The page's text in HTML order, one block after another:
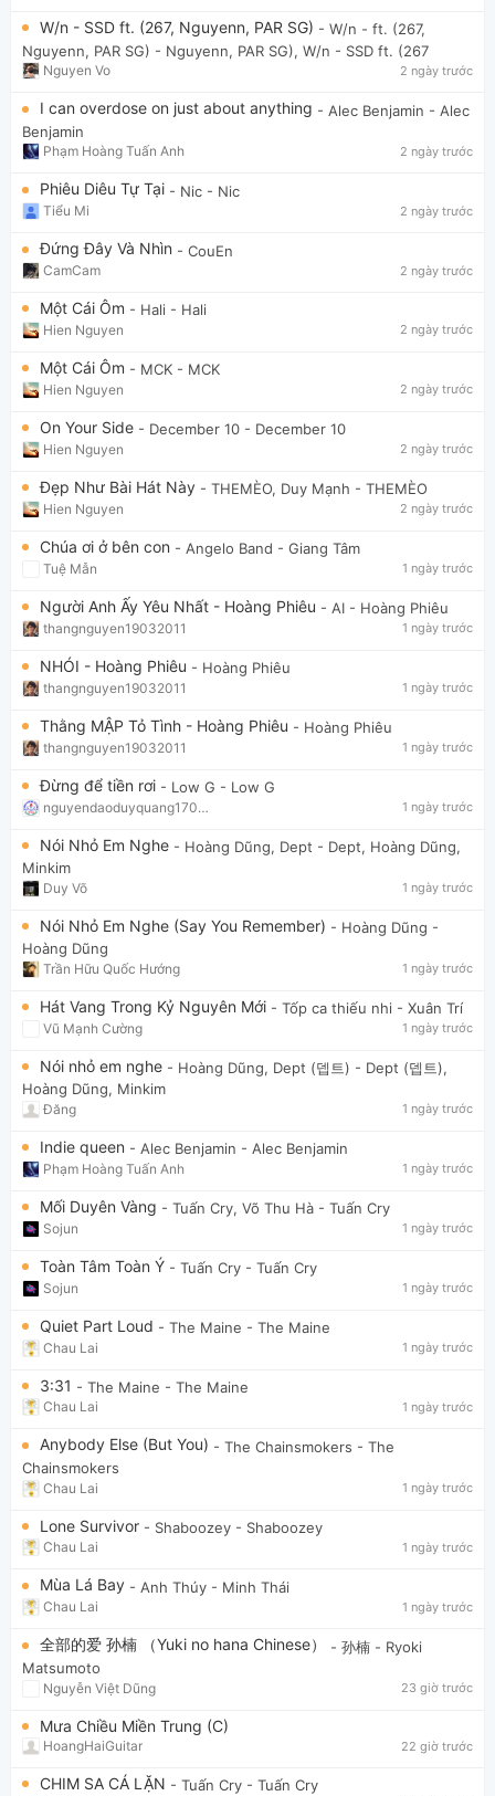
W/n - SSD ft. (267, Nguyenn, PAR SG) - W/n - ft. (267,
Nguyenn, PAR SG) - Nguyenn, PAR SG), W/n - SSD ft. (267
Nguyen Vo 2 ngày trước
I can overdose on just about anything - Alec Benjamin - Alec
Benjamin
Phạm Hoàng Tuấn Anh 2 ngày trước
Phiêu Diêu Tự Tại - Nic - Nic
Tiểu Mi 2 ngày trước
Đứng Đây Và Nhìn - CouEn
CamCam 2 ngày trước
Một Cái Ôm - Hali - Hali
Hien Nguyen 2 ngày trước
Một Cái Ôm - MCK - MCK
Hien Nguyen 2 ngày trước
On Your Side - December 10 - December 10
Hien Nguyen 2 ngày trước
Đẹp Như Bài Hát Này - THEMÈO, Duy Mạnh - THEMÈO
Hien Nguyen 2 ngày trước
Chúa ơi ở bên con - Angelo Band - Giang Tâm
Tuệ Mẫn 1 ngày trước
Người Anh Ấy Yêu Nhất - Hoàng Phiêu - AI - Hoàng Phiêu
thangnguyen19032011 1 ngày trước
NHÓI - Hoàng Phiêu - Hoàng Phiêu
thangnguyen19032011 1 ngày trước
Thằng MẬP Tỏ Tình - Hoàng Phiêu - Hoàng Phiêu
thangnguyen19032011 1 ngày trước
Đừng để tiền rơi - Low G - Low G
nguyendaoduyquang17021 1 ngày trước
Nói Nhỏ Em Nghe - Hoàng Dũng, Dept - Dept, Hoàng Dũng,
Minkim
Duy Võ 1 ngày trước
Nói Nhỏ Em Nghe (Say You Remember) - Hoàng Dũng -
Hoàng Dũng
Trần Hữu Quốc Hướng 1 ngày trước
Hát Vang Trong Kỷ Nguyên Mới - Tốp ca thiếu nhi - Xuân Trí
Vũ Mạnh Cường 1 ngày trước
Nói nhỏ em nghe - Hoàng Dũng, Dept (뎁트) - Dept (뎁트),
Hoàng Dũng, Minkim
Đăng 1 ngày trước
Indie queen - Alec Benjamin - Alec Benjamin
Phạm Hoàng Tuấn Anh 1 ngày trước
Mối Duyên Vàng - Tuấn Cry, Võ Thu Hà - Tuấn Cry
Sojun 1 ngày trước
Toàn Tâm Toàn Ý - Tuấn Cry - Tuấn Cry
Sojun 1 ngày trước
Quiet Part Loud - The Maine - The Maine
Chau Lai 1 ngày trước
3:31 - The Maine - The Maine
Chau Lai 1 ngày trước
Anybody Else (But You) - The Chainsmokers - The
Chainsmokers
Chau Lai 1 ngày trước
Lone Survivor - Shaboozey - Shaboozey
Chau Lai 1 ngày trước
Mùa Lá Bay - Anh Thúy - Minh Thái
Chau Lai 1 ngày trước
全部的爱 孙楠 （Yuki no hana Chinese） - 孙楠 - Ryoki
Matsumoto
Nguyễn Việt Dũng 23 giờ trước
Mưa Chiều Miền Trung (C)
HoangHaiGuitar 22 giờ trước
CHIM SA CÁ LẶN - Tuấn Cry - Tuấn Cry